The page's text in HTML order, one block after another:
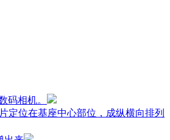
码相机。
定位在基座中心部位，成纵横向排列